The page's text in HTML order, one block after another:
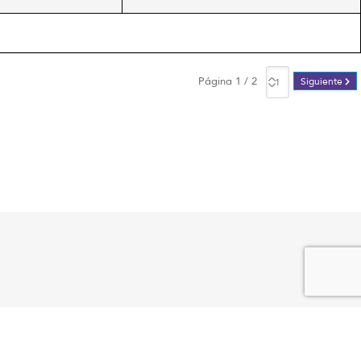
Página 1 / 2 Siguiente